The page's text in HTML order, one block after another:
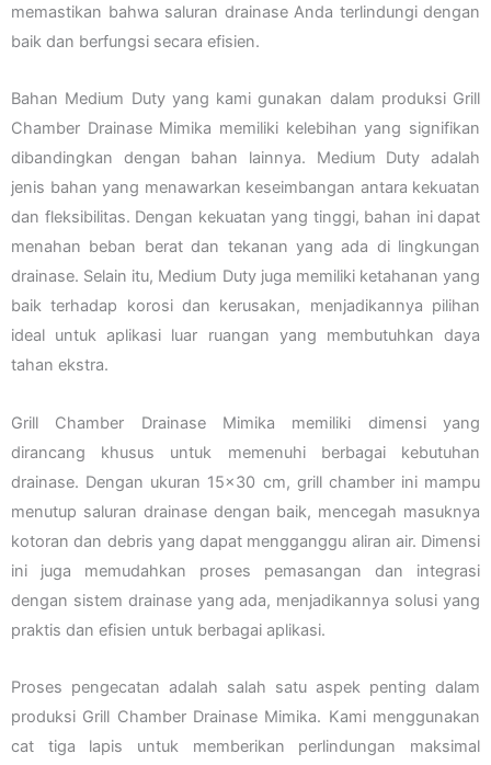
memastikan bahwa saluran drainase Anda terlindungi dengan
baik dan berfungsi secara efisien.
Bahan Medium Duty yang kami gunakan dalam produksi Grill
Chamber Drainase Mimika memiliki kelebihan yang signifikan
dibandingkan dengan bahan lainnya. Medium Duty adalah
jenis bahan yang menawarkan keseimbangan antara kekuatan
dan fleksibilitas. Dengan kekuatan yang tinggi, bahan ini dapat
menahan beban berat dan tekanan yang ada di lingkungan
drainase. Selain itu, Medium Duty juga memiliki ketahanan yang
baik terhadap korosi dan kerusakan, menjadikannya pilihan
ideal untuk aplikasi luar ruangan yang membutuhkan daya
tahan ekstra.
Grill Chamber Drainase Mimika memiliki dimensi yang
dirancang khusus untuk memenuhi berbagai kebutuhan
drainase. Dengan ukuran 15×30 cm, grill chamber ini mampu
menutup saluran drainase dengan baik, mencegah masuknya
kotoran dan debris yang dapat mengganggu aliran air. Dimensi
ini juga memudahkan proses pemasangan dan integrasi
dengan sistem drainase yang ada, menjadikannya solusi yang
praktis dan efisien untuk berbagai aplikasi.
Proses pengecatan adalah salah satu aspek penting dalam
produksi Grill Chamber Drainase Mimika. Kami menggunakan
cat tiga lapis untuk memberikan perlindungan maksimal